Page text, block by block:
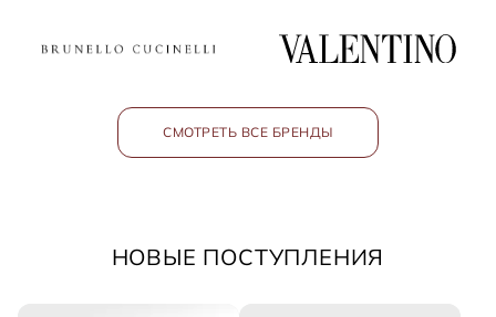
СМОТРЕТЬ ВСЕ БРЕНДЫ
НОВЫЕ ПОСТУПЛЕНИЯ